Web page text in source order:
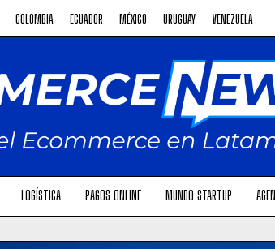
COLOMBIA ECUADOR MÉXICO URUGUAY VENEZUELA
LOGÍSTICA PAGOS ONLINE MUNDO STARTUP